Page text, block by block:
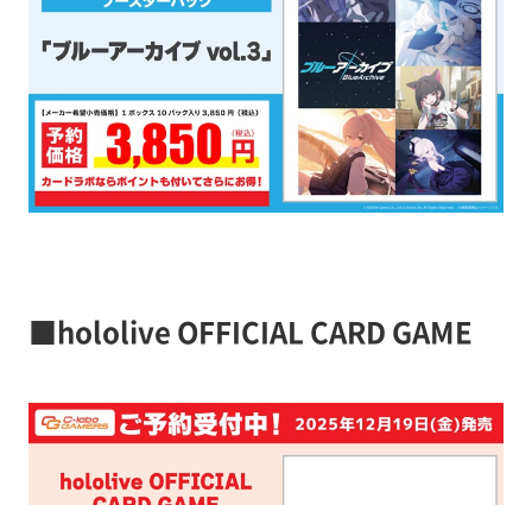
■hololive OFFICIAL CARD GAME